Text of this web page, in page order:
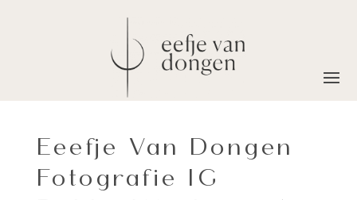
Eeefje Van Dongen
Fotografie IG